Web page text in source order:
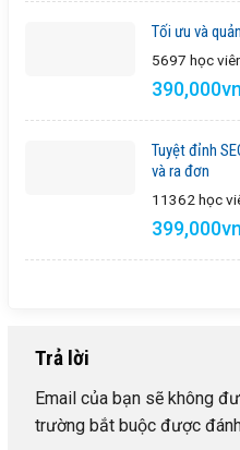
Tối ưu và
5697 học
Tuyệt đỉnh
và ra đơn
11362 học
Trả lời
Email của bạn sẽ không
trường bắt buộc được